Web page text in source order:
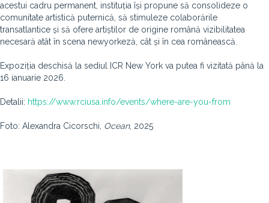
acestui cadru permanent, instituția își propune să consolideze o
comunitate artistică puternică, să stimuleze colaborările
transatlantice și să ofere artiștilor de origine română vizibilitatea
necesară atât în scena newyorkeză, cât și în cea românească.
Expoziția deschisă la sediul ICR New York va putea fi vizitată până la
16 ianuarie 2026.
Detalii: https://www.rciusa.info/events/where-are-you-from
Foto: Alexandra Cicorschi, Ocean, 2025